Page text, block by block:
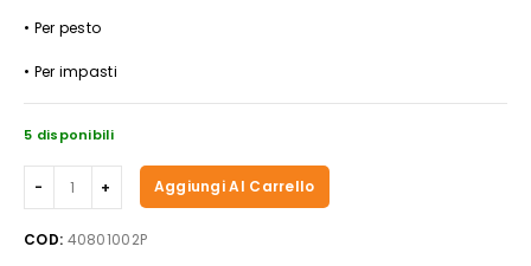
• Per pesto
• Per impasti
5 disponibili
Cutter
Sirman,
modello
Aggiungi Al Carrello
COD: 40801002P